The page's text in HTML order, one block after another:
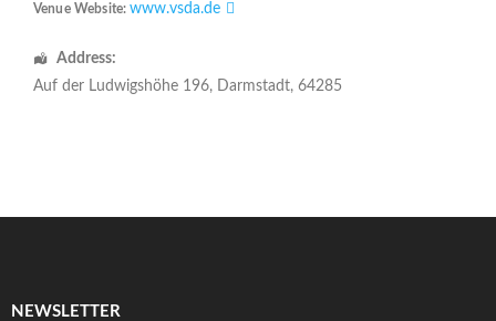
Venue Website: www.vsda.de
Address:
Auf der Ludwigshöhe 196, Darmstadt, 64285
NEWSLETTER